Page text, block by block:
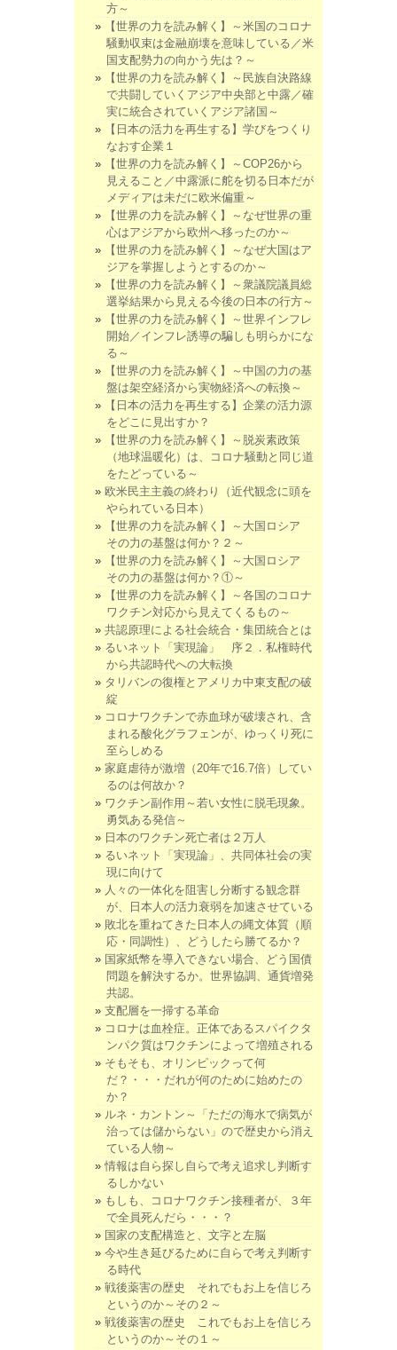
方～
【世界の力を読み解く】～米国のコロナ
騒動収束は金融崩壊を意味している／米
国支配勢力の向かう先は？～
【世界の力を読み解く】～民族自決路線
で共闘していくアジア中央部と中露／確
実に統合されていくアジア諸国～
【日本の活力を再生する】学びをつくり
なおす企業１
【世界の力を読み解く】～COP26から
見えること／中露派に舵を切る日本だが
メディアは未だに欧米偏重～
【世界の力を読み解く】～なぜ世界の重
心はアジアから欧州へ移ったのか～
【世界の力を読み解く】～なぜ大国はア
ジアを掌握しようとするのか～
【世界の力を読み解く】～衆議院議員総
選挙結果から見える今後の日本の行方～
【世界の力を読み解く】～世界インフレ
開始／インフレ誘導の騙しも明らかにな
る～
【世界の力を読み解く】～中国の力の基
盤は架空経済から実物経済への転換～
【日本の活力を再生する】企業の活力源
をどこに見出すか？
【世界の力を読み解く】～脱炭素政策
（地球温暖化）は、コロナ騒動と同じ道
をたどっている～
欧米民主主義の終わり（近代観念に頭を
やられている日本）
【世界の力を読み解く】～大国ロシア
その力の基盤は何か？２～
【世界の力を読み解く】～大国ロシア
その力の基盤は何か？①～
【世界の力を読み解く】～各国のコロナ
ワクチン対応から見えてくるもの～
共認原理による社会統合・集団統合とは
るいネット「実現論」 序２．私権時代
から共認時代への大転換
タリバンの復権とアメリカ中東支配の破
綻
コロナワクチンで赤血球が破壊され、含
まれる酸化グラフェンが、ゆっくり死に
至らしめる
家庭虐待が激増（20年で16.7倍）してい
るのは何故か？
ワクチン副作用～若い女性に脱毛現象。
勇気ある発信～
日本のワクチン死亡者は２万人
るいネット「実現論」、共同体社会の実
現に向けて
人々の一体化を阻害し分断する観念群
が、日本人の活力衰弱を加速させている
敗北を重ねてきた日本人の縄文体質（順
応・同調性）、どうしたら勝てるか？
国家紙幣を導入できない場合、どう国債
問題を解決するか。世界協調、通貨増発
共認。
支配層を一掃する革命
コロナは血栓症。正体であるスパイクタ
ンパク質はワクチンによって増殖される
そもそも、オリンピックって何
だ？・・・だれが何のために始めたの
か？
ルネ・カントン～「ただの海水で病気が
治っては儲からない」ので歴史から消え
ている人物～
情報は自ら探し自らで考え追求し判断す
るしかない
もしも、コロナワクチン接種者が、３年
で全員死んだら・・・？
国家の支配構造と、文字と左脳
今や生き延びるために自らで考え判断す
る時代
戦後薬害の歴史 それでもお上を信じろ
というのか～その２～
戦後薬害の歴史 これでもお上を信じろ
というのか～その１～